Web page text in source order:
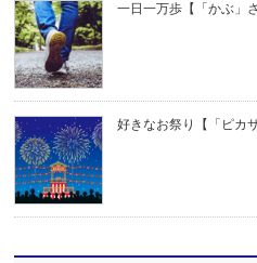
一日一万歩【「かぶ」
好きなお祭り【「ピカ